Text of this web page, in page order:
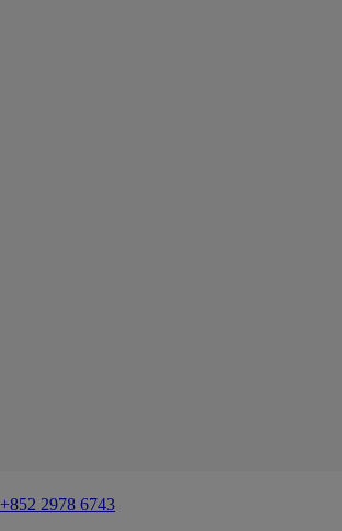
+852 2978 6743